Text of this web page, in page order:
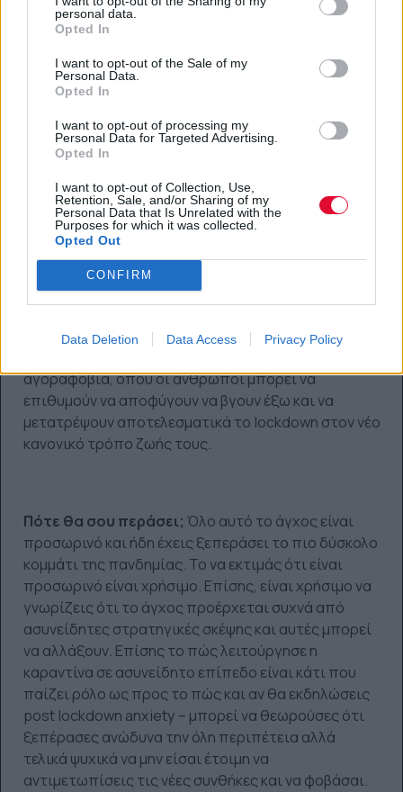
personal data.
Opted In
I want to opt-out of the Sale of my
Personal Data.
Opted In
I want to opt-out of processing my
Personal Data for Targeted Advertising.
Opted In
I want to opt-out of Collection, Use,
Retention, Sale, and/or Sharing of my
Personal Data that Is Unrelated with the
Purposes for which it was collected.
Opted Out
CONFIRM
Data Deletion Data Access Privacy Policy
περιπτώσεις, πιθανές κρίσεις πανικού.​
Μπορεί αυτό το άγχος να είναι ευεργετικό και
πότε πρέπει να ανησυχήσεις; Κάποιο είδος
φόβου και άγχους είναι χρήσιμο καθώς σε εμποδίζει
να είσαι απερίσκεπτη και ανεύθυνη. Το υγιές άγχος
θα μπορούσε να ενθαρρύνει την κοινωνική
απόσταση, για παράδειγμα. Το υπερβολικό άγχος
μπορεί να προκαλέσει προβλήματα ψυχικής υγείας
και να οδηγήσει σε άχρηστες στρατηγικές
αντιμετώπισης, όπως απομόνωση, κατανάλωση
αλκοόλ, ναρκωτικά ή υπερβολική κατανάλωση
φαγητού. Επειδή το άγχος είναι ένα δυσάρεστο
συναίσθημα, πολλοί άνθρωποι καταφεύγουν σε
συναισθηματική τους κατάσταση. Σε ακραίες
αγοραφοβία, όπου οι άνθρωποι μπορεί να
επιθυμούν να αποφύγουν να βγουν έξω και να
μετατρέψουν αποτελεσματικά το lockdown στον νέο
κανονικό τρόπο ζωής τους.​
Πότε θα σου περάσει; Όλο αυτό το άγχος είναι
προσωρινό και ήδη έχεις ξεπεράσει το πιο δύσκολο
κομμάτι της πανδημίας. Το να εκτιμάς ότι είναι
προσωρινό είναι χρήσιμο. Επίσης, είναι χρήσιμο να
γνωρίζεις ότι το άγχος προέρχεται συχνά από
ασυνείδητες στρατηγικές σκέψης και αυτές μπορεί
να αλλάξουν. Επίσης το πώς λειτούργησε η
καραντίνα σε ασυνείδητο επίπεδο είναι κάτι που
παίζει ρόλο ως προς το πώς και αν θα εκδηλώσεις
post lockdown anxiety – μπορεί να θεωρούσες ότι
ξεπέρασες ανώδυνα την όλη περιπέτεια αλλά
τελικά ψυχικά να μην είσαι έτοιμη να
αντιμετωπίσεις τις νέες συνθήκες και να φοβάσαι.